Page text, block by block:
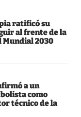
ratificó su
al frente de la
Mundial 2030
a un
como
técnico de la